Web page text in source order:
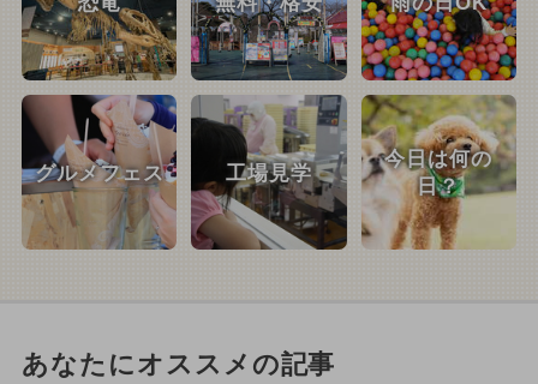
グルメフェス 工場見学
今日は何の
日？
あなたにオススメの記事